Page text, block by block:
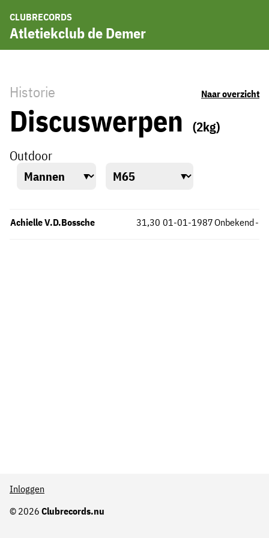
CLUBRECORDS
Atletiekclub de Demer
Historie Naar overzicht
Discuswerpen
(2kg)
Outdoor
Achielle V.D.Bossche Onbekend
31,30 -
01-01-1987
© 2026 Clubrecords.nu
Inloggen